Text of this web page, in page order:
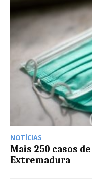
NOTÍCIAS
Mais 250 casos
Extremadura